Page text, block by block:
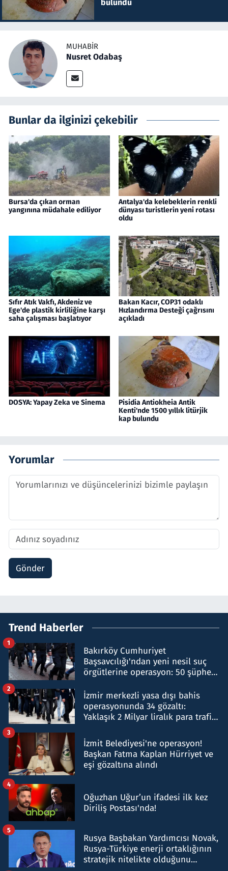
bulundu
MUHABIR
Nusret Odabaş
Bunlar da ilginizi çekebilir
Bursa'da çıkan orman
yangınına müdahale ediliyor
Antalya'da kelebeklerin renkli
dünyası turistlerin yeni rotası
oldu
Sıfır Atık Vakfı, Akdeniz ve
Ege'de plastik kirliliğine karşı
saha çalışması başlatıyor
Bakan Kacır, COP31 odaklı
Hızlandırma Desteği çağrısını
açıkladı
DOSYA: Yapay Zeka ve Sinema
Pisidia Antiokheia Antik
Kenti'nde 1500 yıllık litürjik
kap bulundu
Yorumlar
Gönder
Trend Haberler
Bakırköy Cumhuriyet
Başsavcılığı'ndan yeni nesil suç
örgütlerine operasyon: 50 şüpheli
1
İzmir merkezli yasa dışı bahis
operasyonunda 34 gözaltı:
Yaklaşık 2 Milyar liralık para trafiği
2
İzmit Belediyesi'ne operasyon!
Başkan Fatma Kaplan Hürriyet ve
eşi gözaltına alındı
3
Oğuzhan Uğur’un ifadesi ilk kez
Diriliş Postası'nda!
4
Rusya Başbakan Yardımcısı Novak,
Rusya-Türkiye enerji ortaklığının
stratejik nitelikte olduğunu
5